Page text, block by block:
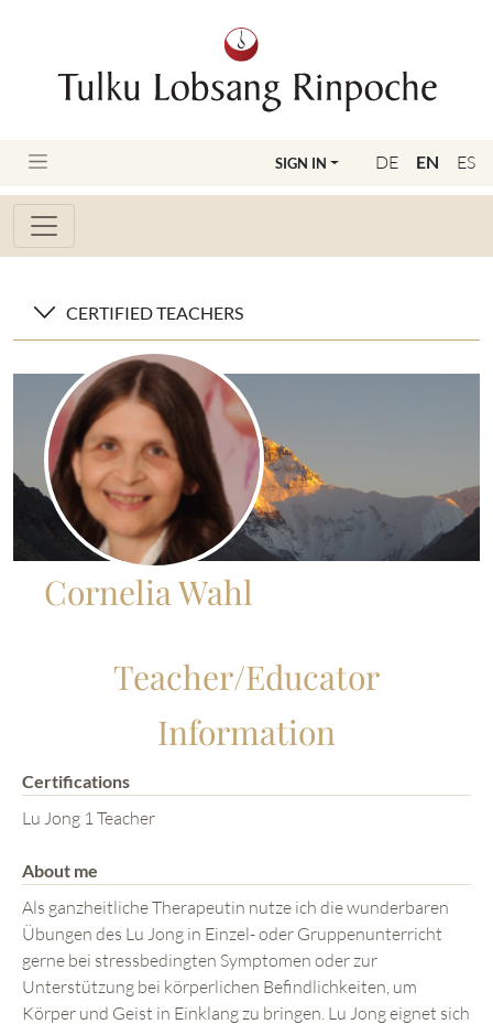
DE EN ES
SIGN IN
CERTIFIED TEACHERS
Cornelia Wahl
Teacher/Educator
Information
Certifications
Lu Jong 1 Teacher
About me
Als ganzheitliche Therapeutin nutze ich die wunderbaren
Übungen des Lu Jong in Einzel- oder Gruppenunterricht
gerne bei stressbedingten Symptomen oder zur
Unterstützung bei körperlichen Befindlichkeiten, um
Körper und Geist in Einklang zu bringen. Lu Jong eignet sich